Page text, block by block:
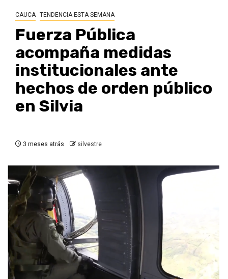
CAUCA TENDENCIA ESTA SEMANA
Fuerza Pública
acompaña medidas
institucionales ante
hechos de orden público
en Silvia
3 meses atrás silvestre